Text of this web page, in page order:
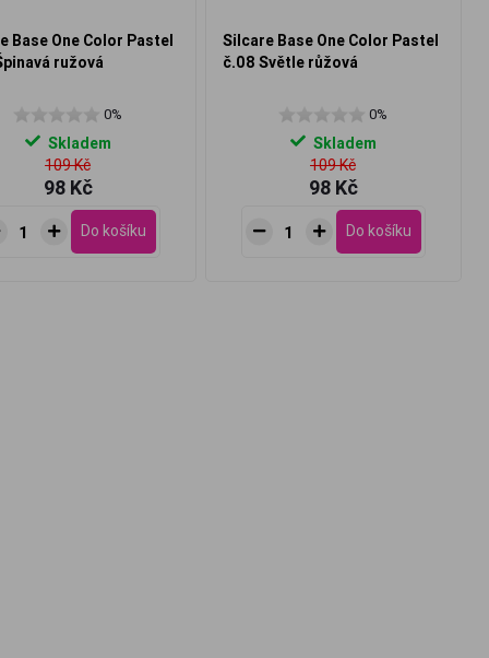
Base One Color Pastel
ružová
0%
Skladem
109 Kč
98 Kč
Do košíku
Silcare Base One Color Pastel
č.08 Světle růžová
0%
Skladem
109 Kč
98 Kč
Do košíku